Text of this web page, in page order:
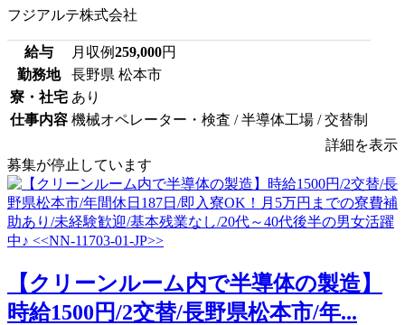
フジアルテ株式会社
給与 月収例259,000円
勤務地
長野県 松本市
寮・社宅 あり
仕事内容 機械オペレーター・検査 / 半導体工場 / 交替制
詳細を表示
募集が停止しています
【クリーンルーム内で半導体の製造】
時給1500円/2交替/長野県松本市/年...